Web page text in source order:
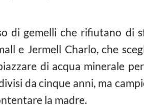
di gemelli che rifiutano di
e Jermell Charlo, che
di acqua minerale
da cinque anni, ma
la madre.